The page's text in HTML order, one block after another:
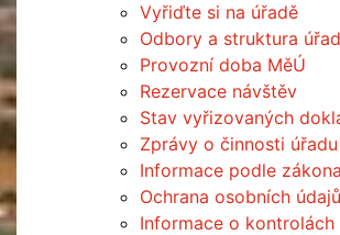
Vyřiďte si na úřadě
Odbory a struktura
Provozní doba MěÚ
Rezervace návštěv
Stav vyřizovaných
Zprávy o činnosti úřadu
Informace podle
Ochrana osobních
Informace o kontrolách